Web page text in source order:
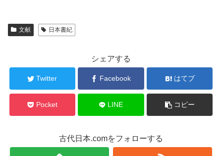
文献 日本書紀
シェアする
Twitter Facebook はてブ
Pocket LINE コピー
古代日本.comをフォローする